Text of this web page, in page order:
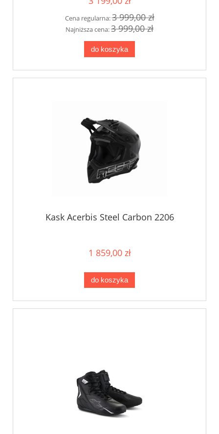
Cena regularna:3 999,00 zł
Najniższa cena:3 999,00 zł
do koszyka
Kask Acerbis Steel Carbon 2206
1 859,00 zł
do koszyka